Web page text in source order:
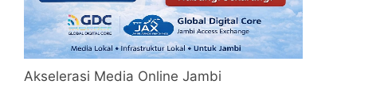
Akselerasi Media Online Jambi